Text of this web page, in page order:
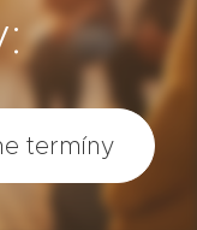
termíny